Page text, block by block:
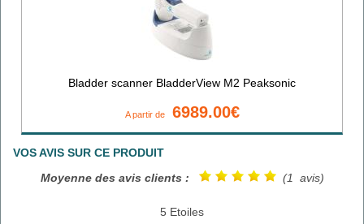
Bladder scanner BladderView M2 Peaksonic
A partir de 6989.00€
VOS AVIS SUR CE PRODUIT
Moyenne des avis clients :
(1 avis)
5 Etoiles